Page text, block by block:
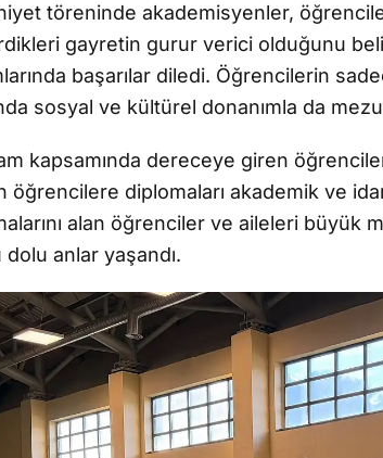
töreninde akademisyenler,
gayretin gurur verici olduğunu
başarılar diledi. Öğrencilerin
sosyal ve kültürel donanımla da
kapsamında dereceye giren
öğrencilere diplomaları akademik ve
alan öğrenciler ve aileleri büyük
anlar yaşandı.